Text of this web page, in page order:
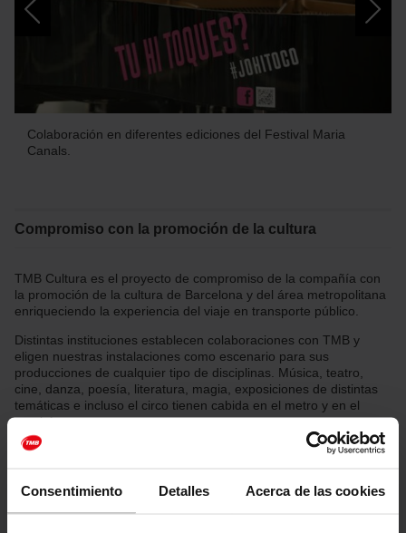
Consentimiento Detalles Acerca de las cookies
Colaboración en diferentes ediciones del Festival Maria
Canals.
Compromiso con la promoción de la cultura
TMB Cultura es el proyecto de compromiso de la compañía con
la promoción de la cultura de Barcelona y del área metropolitana
enriqueciendo la experiencia del viaje en transporte público.
Distintas instituciones establecen colaboraciones con TMB y
eligen nuestras instalaciones como escenario para sus
producciones de cualquier tipo de disciplinas. Música, teatro,
cine, danza, poesía, literatura, magia, exposiciones de distintas
temáticas e incluso el circo tienen cabida en el metro y en el
autobús.
Las instalaciones de TMB son escenario de varias producciones
incluye el metro en su programa de instalación de pianos en los
espacios públicos para su libre uso, la Quincena Metropolitana
de la Danza, o la muestra de arte contemporáneo Swab, que,